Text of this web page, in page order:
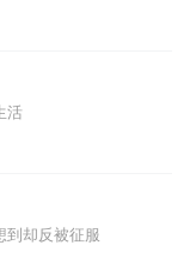
活
到却反被征服